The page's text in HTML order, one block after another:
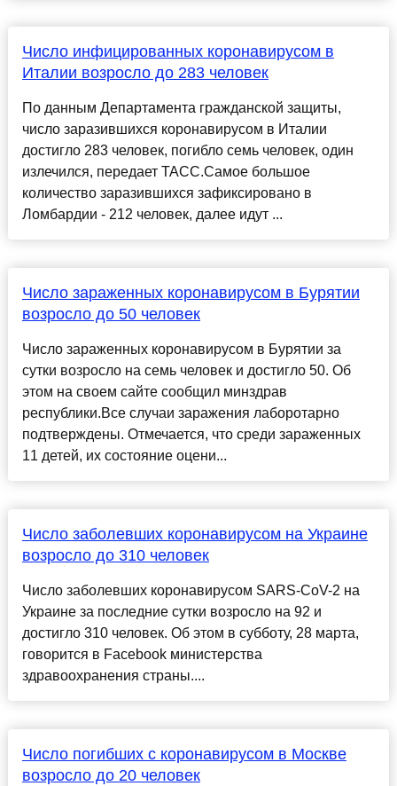
Число инфицированных коронавирусом в
Италии возросло до 283 человек
По данным Департамента гражданской защиты,
число заразившихся коронавирусом в Италии
достигло 283 человек, погибло семь человек, один
излечился, передает ТАСС.Самое большое
количество заразившихся зафиксировано в
Ломбардии - 212 человек, далее идут ...
Число зараженных коронавирусом в Бурятии
возросло до 50 человек
Число зараженных коронавирусом в Бурятии за
сутки возросло на семь человек и достигло 50. Об
этом на своем сайте сообщил минздрав
республики.Все случаи заражения лаборотарно
подтверждены. Отмечается, что среди зараженных
11 детей, их состояние оцени...
Число заболевших коронавирусом на Украине
возросло до 310 человек
Число заболевших коронавирусом SARS-CoV-2 на
Украине за последние сутки возросло на 92 и
достигло 310 человек. Об этом в субботу, 28 марта,
говорится в Facebook министерства
здравоохранения страны....
Число погибших с коронавирусом в Москве
возросло до 20 человек